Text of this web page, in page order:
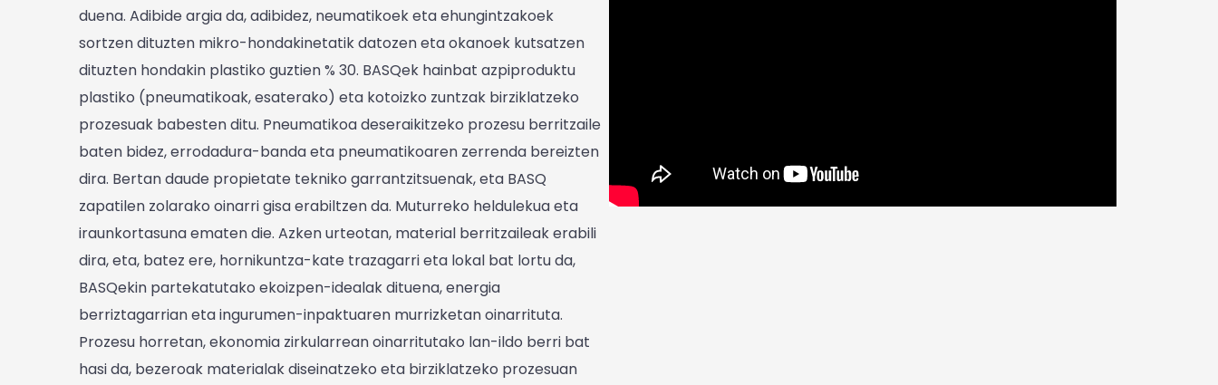
duena. Adibide argia da, adibidez, neumatikoek eta ehungintzakoek
sortzen dituzten mikro-hondakinetatik datozen eta okanoek kutsatzen
dituzten hondakin plastiko guztien % 30. BASQek hainbat azpiproduktu
plastiko (pneumatikoak, esaterako) eta kotoizko zuntzak birziklatzeko
prozesuak babesten ditu. Pneumatikoa deseraikitzeko prozesu berritzaile
baten bidez, errodadura-banda eta pneumatikoaren zerrenda bereizten
dira. Bertan daude propietate tekniko garrantzitsuenak, eta BASQ
zapatilen zolarako oinarri gisa erabiltzen da. Muturreko heldulekua eta
iraunkortasuna ematen die. Azken urteotan, material berritzaileak erabili
dira, eta, batez ere, hornikuntza-kate trazagarri eta lokal bat lortu da,
BASQekin partekatutako ekoizpen-idealak dituena, energia
berriztagarrian eta ingurumen-inpaktuaren murrizketan oinarrituta.
Prozesu horretan, ekonomia zirkularrean oinarritutako lan-ildo berri bat
hasi da, bezeroak materialak diseinatzeko eta birziklatzeko prozesuan